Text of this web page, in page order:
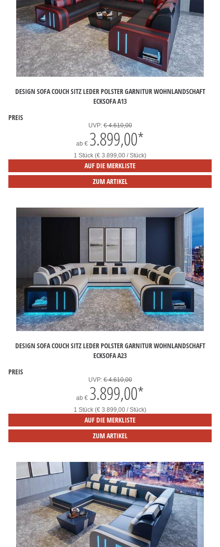
DESIGN SOFA COUCH SITZ LEDER POLSTER GARNITUR WOHNLANDSCHAFT
ECKSOFA A13
PREIS
UVP:€ 4.610,00
ab € 3.899,00*
1 Stück (€ 3.899,00 / Stück)
AUF DIE MERKLISTE
ZUM ARTIKEL
DESIGN SOFA COUCH SITZ LEDER POLSTER GARNITUR WOHNLANDSCHAFT
ECKSOFA A23
PREIS
UVP:€ 4.610,00
ab € 3.899,00*
1 Stück (€ 3.899,00 / Stück)
AUF DIE MERKLISTE
ZUM ARTIKEL